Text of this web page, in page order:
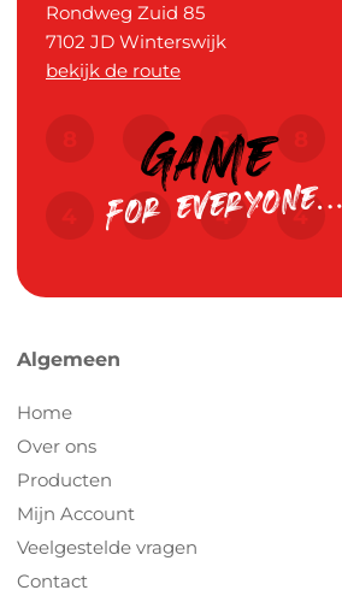
Rondweg Zuid 85
7102 JD Winterswijk
bekijk de route
Algemeen
Home
Over ons
Producten
Mijn Account
Veelgestelde vragen
Contact